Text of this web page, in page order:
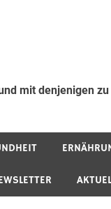
mit denjenigen